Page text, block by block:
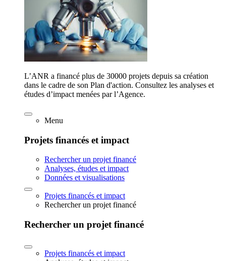
L’ANR a financé plus de 30000 projets depuis sa création
dans le cadre de son Plan d'action. Consultez les analyses et
études d’impact menées par l’Agence.
Menu
Projets financés et impact
Rechercher un projet financé
Analyses, études et impact
Données et visualisations
Projets financés et impact
Rechercher un projet financé
Rechercher un projet financé
Projets financés et impact